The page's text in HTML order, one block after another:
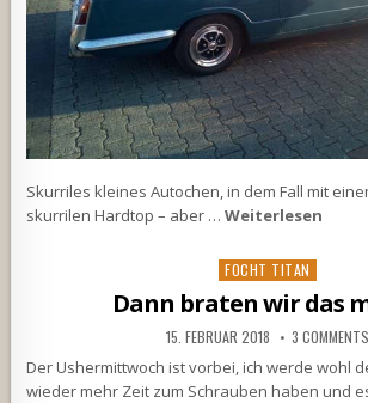
Skurriles kleines Autochen, in dem Fall mit
skurrilen Hardtop – aber …Weiterlesen
Posted
in
FOCHT TITAN
Dann braten wir das
15. FEBRUAR 2018 3 COMMENTS
Der Ushermittwoch ist vorbei, ich werde wohl
wieder mehr Zeit zum Schrauben haben und